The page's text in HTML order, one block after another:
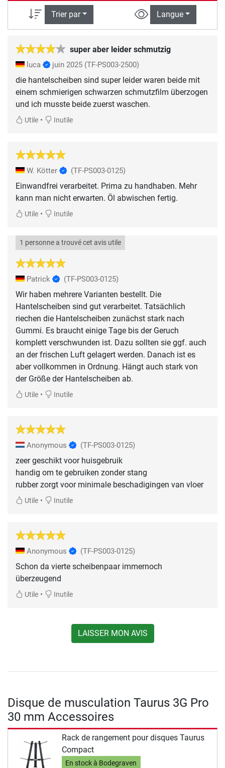
Trier par Langue
super aber leider schmutzig
luca juin 2025 (TF-PS003-2500)
die hantelscheiben sind super leider waren beide mit
einem schmierigen schwarzen schmutzfilm überzogen
und ich musste beide zuerst waschen.
Utile • Inutile
W. Kötter (TF-PS003-0125)
Einwandfrei verarbeitet. Prima zu handhaben. Mehr
kann man nicht erwarten. Öl abwischen fertig.
Utile • Inutile
1 personne a trouvé cet avis utile
Patrick (TF-PS003-0125)
Wir haben mehrere Varianten bestellt. Die
Hantelscheiben sind gut verarbeitet. Tatsächlich
riechen die Hantelscheiben zunächst stark nach
Gummi. Es braucht einige Tage bis der Geruch
komplett verschwunden ist. Dazu sollten sie ggf. auch
an der frischen Luft gelagert werden. Danach ist es
aber vollkommen in Ordnung. Hängt auch stark von
der Größe der Hantelscheiben ab.
Utile • Inutile
Anonymous (TF-PS003-0125)
zeer geschikt voor huisgebruik
handig om te gebruiken zonder stang
rubber zorgt voor minimale beschadigingen van vloer
Utile • Inutile
Anonymous (TF-PS003-0125)
Schon da vierte scheibenpaar immernoch
überzeugend
Utile • Inutile
LAISSER MON AVIS
Disque de musculation Taurus 3G Pro
30 mm Accessoires
Rack de rangement pour disques Taurus
Compact
En stock à Bodegraven